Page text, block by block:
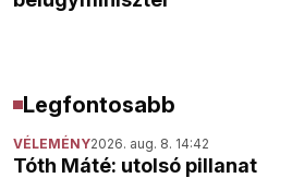
Legfontosabb
VÉLEMÉNY2026. aug. 8. 14:42
Tóth Máté: utolsó pillanat